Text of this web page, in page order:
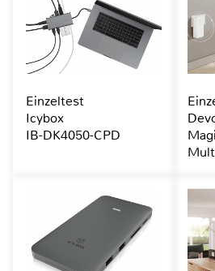
Einzeltest
Icybox
IB-DK4050-CPD